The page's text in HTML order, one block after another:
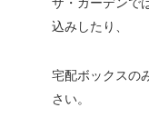
ザ・ガーデンで
込みしたり、
宅配ボックスの
さい。